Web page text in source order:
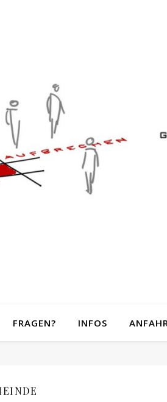
FRAGEN? INFOS